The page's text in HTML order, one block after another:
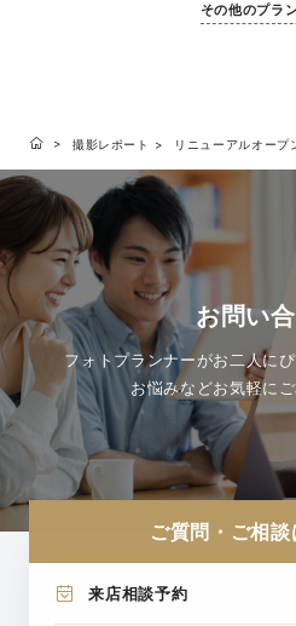
その他のプラ
撮影レポート リニューアルオープ
お問い
フォトプランナーがお二人に
お悩みなどお気軽に
ご質問・ご相
来店相談予約